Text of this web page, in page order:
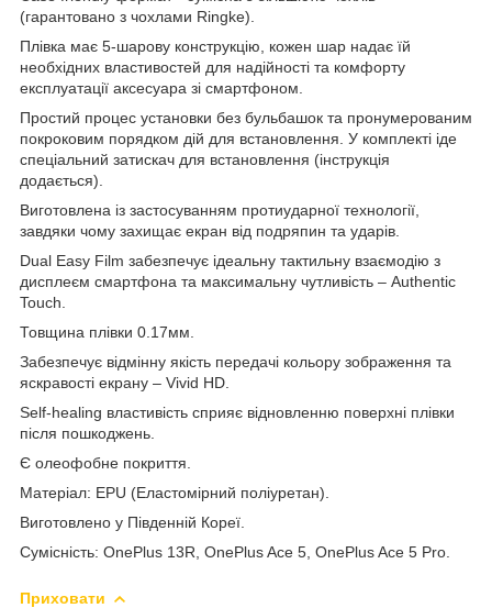
(гарантовано з чохлами Ringke).
Плівка має 5-шарову конструкцію, кожен шар надає їй
необхідних властивостей для надійності та комфорту
експлуатації аксесуара зі смартфоном.
Простий процес установки без бульбашок та пронумерованим
покроковим порядком дій для встановлення. У комплекті іде
спеціальний затискач для встановлення (інструкція
додається).
Виготовлена ​​із застосуванням протиударної технології,
завдяки чому захищає екран від подряпин та ударів.
Dual Easy Film забезпечує ідеальну тактильну взаємодію з
дисплеєм смартфона та максимальну чутливість – Authentic
Touch.
Товщина плівки 0.17мм.
Забезпечує відмінну якість передачі кольору зображення та
яскравості екрану – Vivid HD.
Self-healing властивість сприяє відновленню поверхні плівки
після пошкоджень.
Є олеофобне покриття.
Матеріал: EPU (Еластомірний поліуретан).
Виготовлено у Південній Кореї.
Сумісність: OnePlus 13R, OnePlus Ace 5, OnePlus Ace 5 Pro.
Приховати